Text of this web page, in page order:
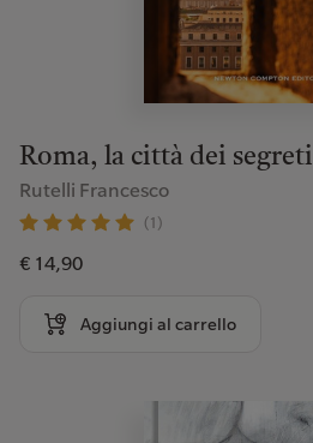
Roma, la città dei segreti
Rutelli Francesco
(1)
€ 14,90
Aggiungi al carrello